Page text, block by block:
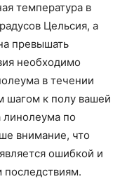
температура в
Цельсия, а
превышать
необходимо
в течении
шагом к полу вашей
линолеума по
внимание, что
ошибкой и